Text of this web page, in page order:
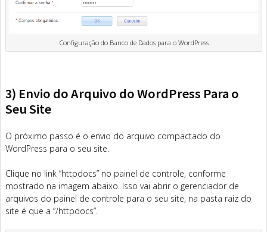
Configuração do Banco de Dados para o WordPress
3) Envio do Arquivo do WordPress Para o
Seu Site
O próximo passo é o envio do arquivo compactado do
WordPress para o seu site.
Clique no link “httpdocs” no painel de controle, conforme
mostrado na imagem abaixo. Isso vai abrir o gerenciador de
arquivos do painel de controle para o seu site, na pasta raiz do
site é que a “/httpdocs”.